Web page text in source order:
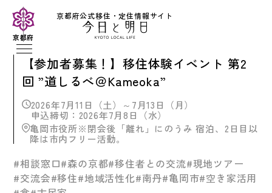
京都府公式移住・定住情報サイト
京都府
【参加者募集！】移住体験イベント 第2
回 ”道しるべ＠Kameoka”
2026年7月11日（土）～7月13日（月）
申込締切：2026年7月8日（水）
亀岡市役所※閉会後「離れ」にのうみ 宿泊、2日目以
降は市内フリー活動。
#相談窓口#森の京都#移住者との交流#現地ツアー
#交流会#移住#地域活性化#南丹#亀岡市#空き家活用